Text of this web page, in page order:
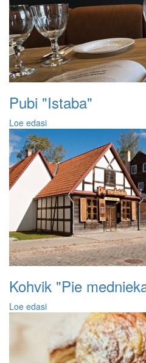
Pubi "Istaba"
Loe edasi
Kohvik "Pie
Loe edasi